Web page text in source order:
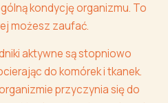
kondycję organizmu. To
możesz zaufać.
aktywne są stopniowo
do komórek i tkanek.
przyczynia się do